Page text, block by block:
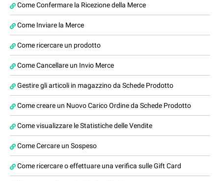
Come Confermare la Ricezione della Merce
Come Inviare la Merce
Come ricercare un prodotto
Come Cancellare un Invio Merce
Gestire gli articoli in magazzino da Schede Prodotto
Come creare un Nuovo Carico Ordine da Schede Prodotto
Come visualizzare le Statistiche delle Vendite
Come Cercare un Sospeso
Come ricercare o effettuare una verifica sulle Gift Card